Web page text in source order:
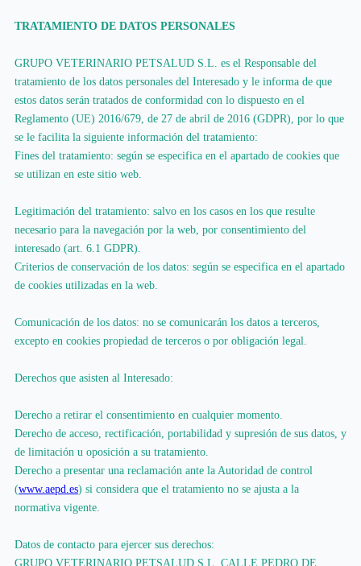
TRATAMIENTO DE DATOS PERSONALES
GRUPO VETERINARIO PETSALUD S.L. es el Responsable del
tratamiento de los datos personales del Interesado y le informa de que
estos datos serán tratados de conformidad con lo dispuesto en el
Reglamento (UE) 2016/679, de 27 de abril de 2016 (GDPR), por lo que
se le facilita la siguiente información del tratamiento:
Fines del tratamiento: según se especifica en el apartado de cookies que
se utilizan en este sitio web.
Legitimación del tratamiento: salvo en los casos en los que resulte
necesario para la navegación por la web, por consentimiento del
interesado (art. 6.1 GDPR).
Criterios de conservación de los datos: según se especifica en el apartado
de cookies utilizadas en la web.
Comunicación de los datos: no se comunicarán los datos a terceros,
excepto en cookies propiedad de terceros o por obligación legal.
Derechos que asisten al Interesado:
Derecho a retirar el consentimiento en cualquier momento.
Derecho de acceso, rectificación, portabilidad y supresión de sus datos, y
de limitación u oposición a su tratamiento.
Derecho a presentar una reclamación ante la Autoridad de control
(www.aepd.es) si considera que el tratamiento no se ajusta a la
normativa vigente.
Datos de contacto para ejercer sus derechos:
GRUPO VETERINARIO PETSALUD S.L. CALLE PEDRO DE